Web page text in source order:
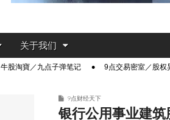
关于我们
牛股淘寶／九点子弹笔记 9点交易密室／股权
9点财经天下
银行公用事业建